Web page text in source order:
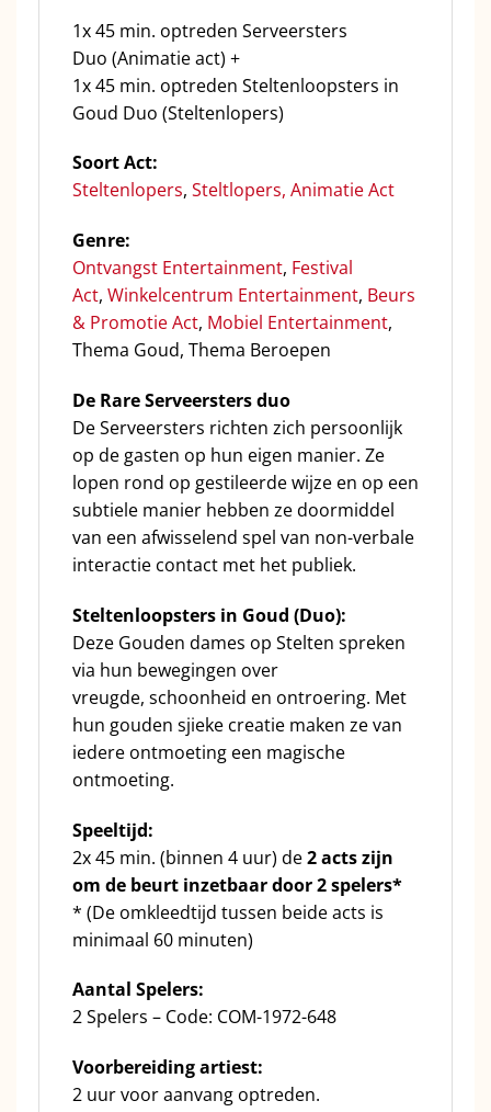
1x 45 min. optreden Serveersters
Duo (Animatie act) +
1x 45 min. optreden Steltenloopsters in
Goud Duo (Steltenlopers)
Soort Act:
Steltenlopers, Steltlopers, Animatie Act
Genre:
Ontvangst Entertainment, Festival
Act, Winkelcentrum Entertainment, Beurs
& Promotie Act, Mobiel Entertainment,
Thema Goud, Thema Beroepen
De Rare Serveersters duo
De Serveersters richten zich persoonlijk
op de gasten op hun eigen manier. Ze
lopen rond op gestileerde wijze en op een
subtiele manier hebben ze doormiddel
van een afwisselend spel van non-verbale
interactie contact met het publiek.
Steltenloopsters in Goud (Duo):
Deze Gouden dames op Stelten spreken
via hun bewegingen over
vreugde, schoonheid en ontroering. Met
hun gouden sjieke creatie maken ze van
iedere ontmoeting een magische
ontmoeting.
Speeltijd:
2x 45 min. (binnen 4 uur) de2 acts zijn
om de beurt inzetbaar door 2 spelers*
* (De omkleedtijd tussen beide acts is
minimaal 60 minuten)
Aantal Spelers:
2 Spelers – Code: COM-1972-648
Voorbereiding artiest:
2 uur voor aanvang optreden.